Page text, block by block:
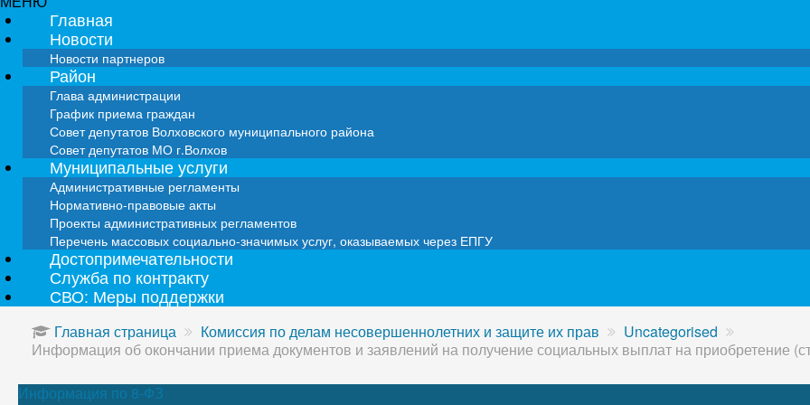
Главная
Новости
Новости партнеров
Район
Глава администрации
График приема граждан
Совет депутатов Волховского муниципального района
Совет депутатов МО г.Волхов
Муниципальные услуги
Административные регламенты
Нормативно-правовые акты
Проекты административных регламентов
Перечень массовых социально-значимых услуг, оказываемых через ЕПГУ
Достопримечательности
Служба по контракту
СВО: Меры поддержки
Главная страница Комиссия по делам несовершеннолетних и защите их прав
Uncategorised
Информация об окончании приема документов и заявлений на получение социальных выплат на приобретение
Информация по 8-ФЗ